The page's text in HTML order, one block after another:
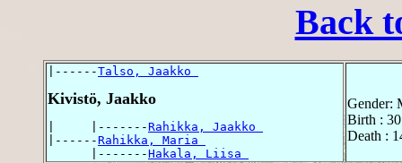
Back
|------Talso, Jaakko
Kivistö, Jaakko
|     |-------Rahikka, Jaakko
|------Rahikka, Maria
      |-------
Hakala, Liisa
Gender:
Birth :
Death :